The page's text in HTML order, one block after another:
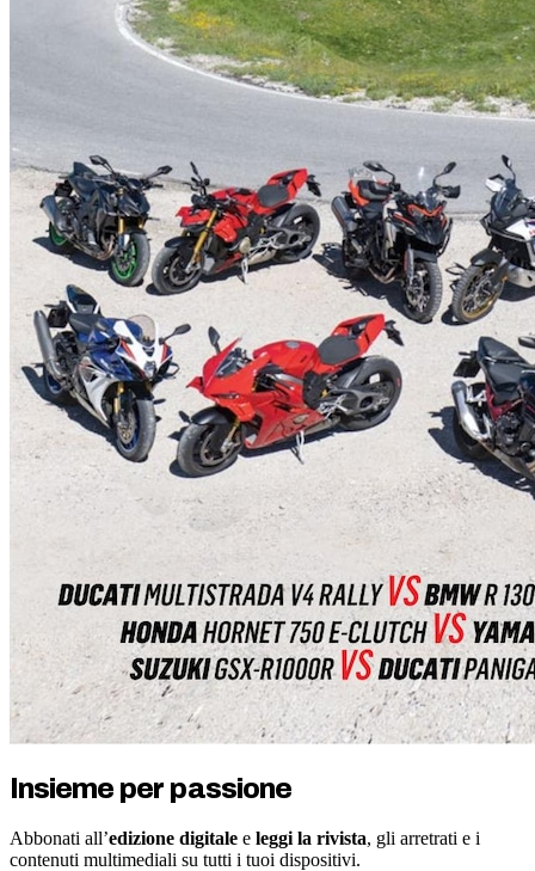
Insieme per passione
Abbonati all’edizione digitale e leggi la rivista, gli arretrati e i
contenuti multimediali su tutti i tuoi dispositivi.